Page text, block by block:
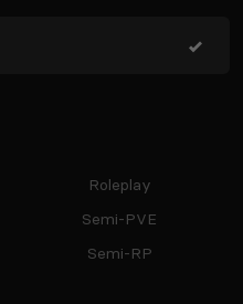
Roleplay
Semi-PVE
Semi-RP